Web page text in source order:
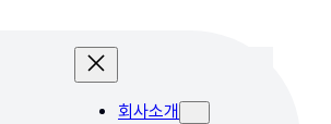
회사소개